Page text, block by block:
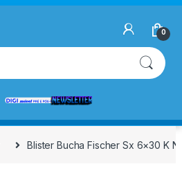
0
Blister Bucha Fischer Sx 6×30 K